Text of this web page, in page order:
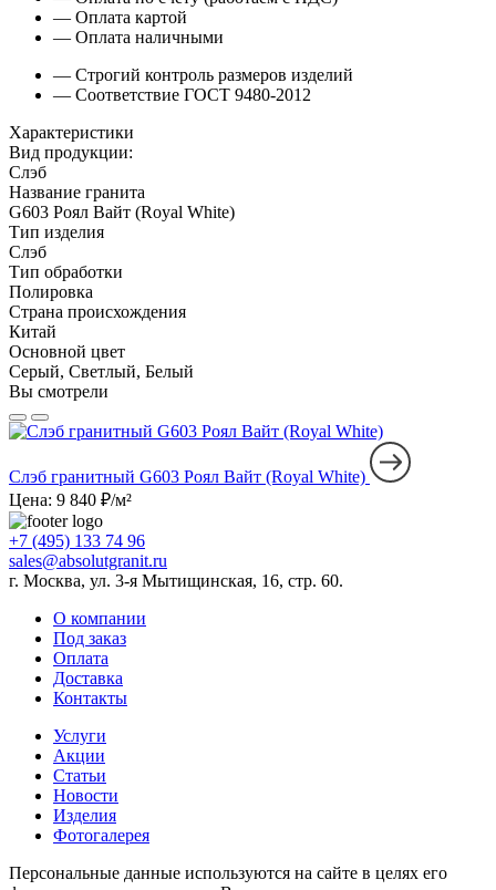
— Оплата картой
— Оплата наличными
— Строгий контроль размеров изделий
— Соответствие ГОСТ 9480-2012
Характеристики
Вид продукции:
Слэб
Название гранита
G603 Роял Вайт (Royal White)
Тип изделия
Слэб
Тип обработки
Полировка
Страна происхождения
Китай
Основной цвет
Серый, Светлый, Белый
Вы смотрели
Слэб гранитный G603 Роял Вайт (Royal White)
Цена: 9 840 ₽/м²
+7 (495) 133 74 96
sales@absolutgranit.ru
г. Москва, ул. 3-я Мытищинская, 16, стр. 60.
О компании
Под заказ
Оплата
Доставка
Контакты
Услуги
Акции
Статьи
Новости
Изделия
Фотогалерея
Персональные данные используются на сайте в целях его